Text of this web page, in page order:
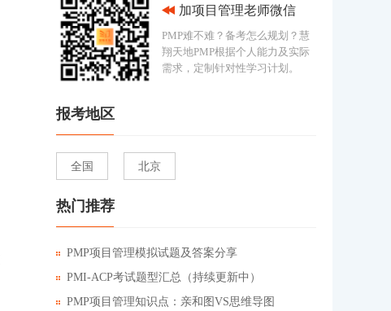
加项目管理老师微信
PMP难不难？备考怎么规划？慧
翔天地PMP根据个人能力及实际
需求，定制针对性学习计划。
报考地区
全国 北京
热门推荐
PMP项目管理模拟试题及答案分享
PMI-ACP考试题型汇总（持续更新中）
PMP项目管理知识点：亲和图VS思维导图